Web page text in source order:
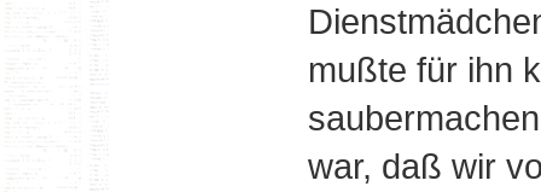
mußte für ihn
war, daß wir